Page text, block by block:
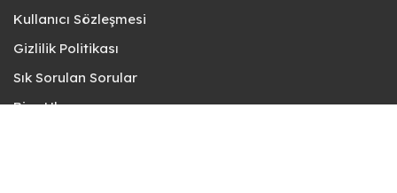
Kullanıcı Sözleşmesi
Gizlilik Politikası
Sık Sorulan Sorular
Bize Ulaşın